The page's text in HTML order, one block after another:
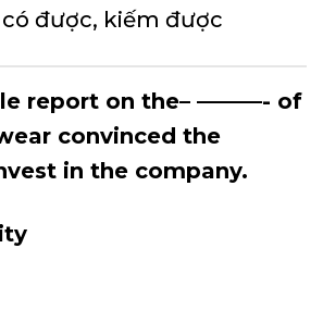
được, kiếm được
report on the– ———- of
convinced the
in the company.